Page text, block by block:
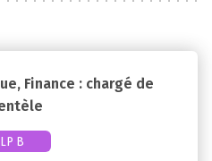
Finance : chargé de
LP B